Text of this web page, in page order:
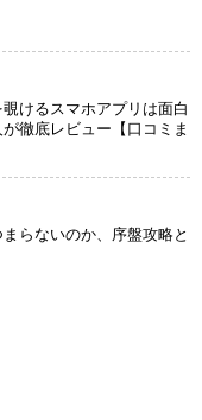
けるスマホアプリは面白
徹底レビュー【口コミま
らないのか、序盤攻略と